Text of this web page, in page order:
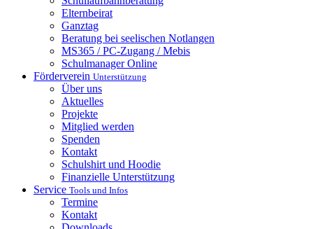
Elternbeirat
Ganztag
Beratung bei seelischen Notlangen
MS365 / PC-Zugang / Mebis
Schulmanager Online
Förderverein Unterstützung
Über uns
Aktuelles
Projekte
Mitglied werden
Spenden
Kontakt
Schulshirt und Hoodie
Finanzielle Unterstützung
Service Tools und Infos
Termine
Kontakt